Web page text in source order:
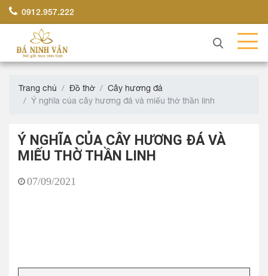
0912.957.222
Trang chủ Đồ thờ
Cây hương đá
Ý nghĩa của cây hương đá và miếu thờ thần linh
Ý NGHĨA CỦA CÂY HƯƠNG ĐÁ VÀ
MIẾU THỜ THẦN LINH
07/09/2021